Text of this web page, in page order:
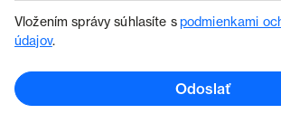
Vložením správy súhlasíte spodmienkami
údajov.
Odoslať